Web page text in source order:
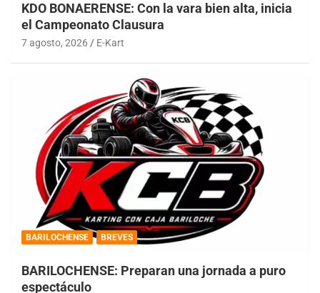
KDO BONAERENSE: Con la vara bien alta, inicia
el Campeonato Clausura
7 agosto, 2026 E-Kart
BARILOCHENSE BREVES
BARILOCHENSE: Preparan una jornada a puro
espectáculo